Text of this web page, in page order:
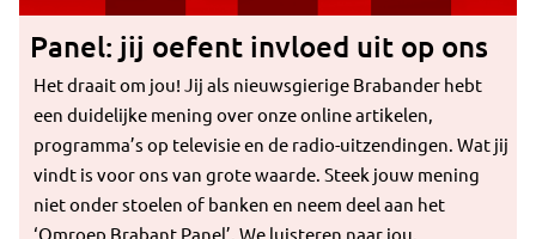
Panel: jij oefent invloed uit op ons
Het draait om jou! Jij als nieuwsgierige Brabander hebt
een duidelijke mening over onze online artikelen,
programma’s op televisie en de radio-uitzendingen. Wat jij
vindt is voor ons van grote waarde. Steek jouw mening
niet onder stoelen of banken en neem deel aan het
‘Omroep Brabant Panel’. We luisteren naar jou.